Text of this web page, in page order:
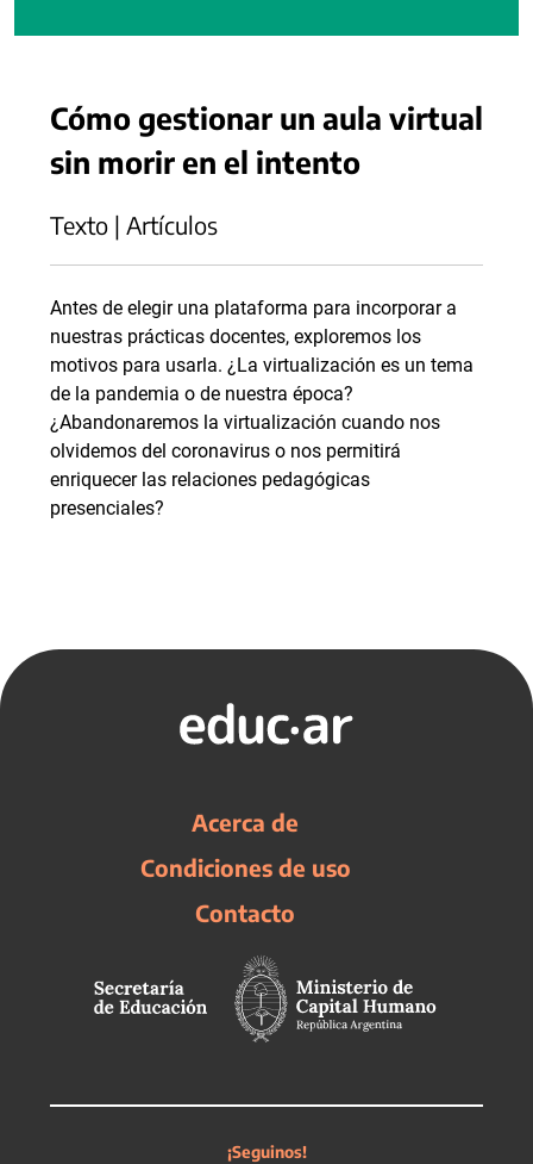
Cómo gestionar un aula virtual
sin morir en el intento
Texto | Artículos
Antes de elegir una plataforma para incorporar a
nuestras prácticas docentes, exploremos los
motivos para usarla. ¿La virtualización es un tema
de la pandemia o de nuestra época?
¿Abandonaremos la virtualización cuando nos
olvidemos del coronavirus o nos permitirá
enriquecer las relaciones pedagógicas
presenciales?
Acerca de
Condiciones de uso
Contacto
¡Seguinos!